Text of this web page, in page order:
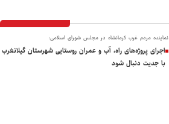
نماینده مردم غرب کرمانشاه در مجلس شورای اسلامی:
اجرای پروژه‌های راه، آب و عمران روستایی شهرستان گیلانغرب
با جدیت دنبال شود